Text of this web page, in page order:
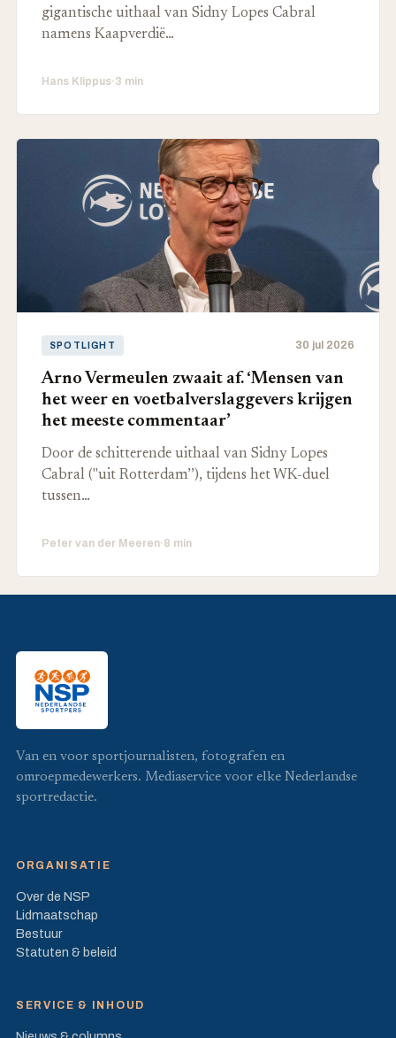
gigantische uithaal van Sidny Lopes Cabral
namens Kaapverdië…
Hans Klippus·3 min
SPOTLIGHT 30 jul 2026
Arno Vermeulen zwaait af. ‘Mensen van
het weer en voetbalverslaggevers krijgen
het meeste commentaar’
Door de schitterende uithaal van Sidny Lopes
Cabral ("uit Rotterdam’’), tijdens het WK-duel
tussen…
Peter van der Meeren·8 min
Van en voor sportjournalisten, fotografen en
omroepmedewerkers. Mediaservice voor elke Nederlandse
sportredactie.
ORGANISATIE
Over de NSP
Lidmaatschap
Bestuur
Statuten & beleid
SERVICE & INHOUD